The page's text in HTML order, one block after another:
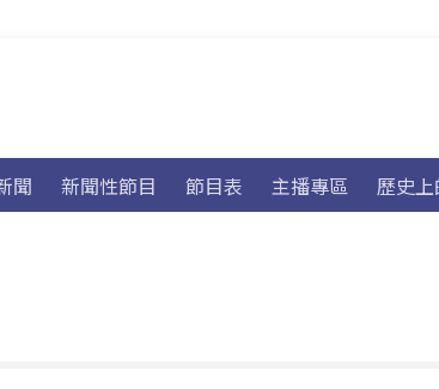
聞 新聞性節目 節目表 主播專區 歷史